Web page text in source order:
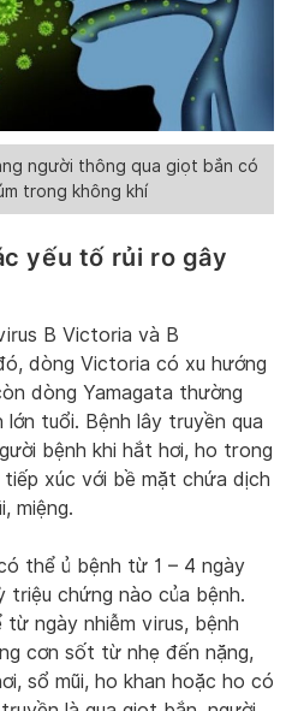
người thông qua giọt bắn có
trong không khí
yếu tố rủi ro gây
B Victoria và B
dòng Victoria có xu hướng
dòng Yamagata thường
tuổi. Bệnh lây truyền qua
bệnh khi hắt hơi, ho trong
xúc với bề mặt chứa dịch
miệng.
thể ủ bệnh từ 1 – 4 ngày
triệu chứng nào của bệnh.
từ ngày nhiễm virus, bệnh
cơn sốt từ nhẹ đến nặng,
sổ mũi, ho khan hoặc ho có